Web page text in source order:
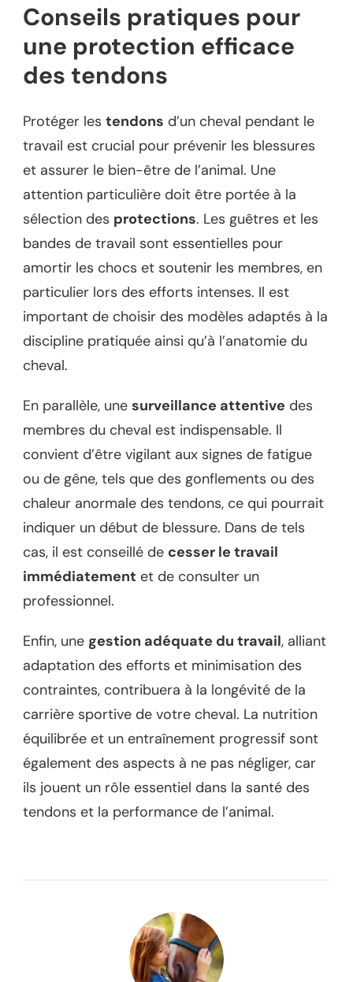
Conseils pratiques pour
une protection efficace
des tendons
Protéger les tendons d’un cheval pendant le
travail est crucial pour prévenir les blessures
et assurer le bien-être de l’animal. Une
attention particulière doit être portée à la
sélection des protections. Les guêtres et les
bandes de travail sont essentielles pour
amortir les chocs et soutenir les membres, en
particulier lors des efforts intenses. Il est
important de choisir des modèles adaptés à la
discipline pratiquée ainsi qu’à l’anatomie du
cheval.
En parallèle, une surveillance attentive des
membres du cheval est indispensable. Il
convient d’être vigilant aux signes de fatigue
ou de gêne, tels que des gonflements ou des
chaleur anormale des tendons, ce qui pourrait
indiquer un début de blessure. Dans de tels
cas, il est conseillé de cesser le travail
immédiatement et de consulter un
professionnel.
Enfin, une gestion adéquate du travail, alliant
adaptation des efforts et minimisation des
contraintes, contribuera à la longévité de la
carrière sportive de votre cheval. La nutrition
équilibrée et un entraînement progressif sont
également des aspects à ne pas négliger, car
ils jouent un rôle essentiel dans la santé des
tendons et la performance de l’animal.